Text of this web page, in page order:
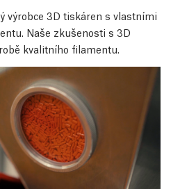
výrobce 3D tiskáren s vlastními
Naše zkušenosti s 3D
kvalitního filamentu.